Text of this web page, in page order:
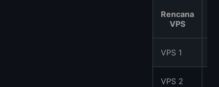
Rencana
VPS
VPS 1
VPS 2